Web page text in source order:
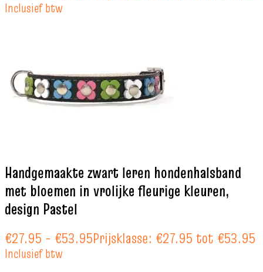
Inclusief btw
Handgemaakte zwart leren hondenhalsband
met bloemen in vrolijke fleurige kleuren,
design Pastel
€27.95 - €53.95Prijsklasse: €27.95 tot €53.95
Inclusief btw